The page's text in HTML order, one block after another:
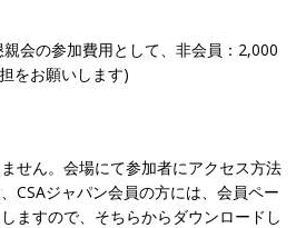
会の参加費用として、非会員：2,000
をお願いします)
せん。会場にて参加者にアクセス方法
CSAジャパン会員の方には、会員ペー
ますので、そちらからダウンロードし